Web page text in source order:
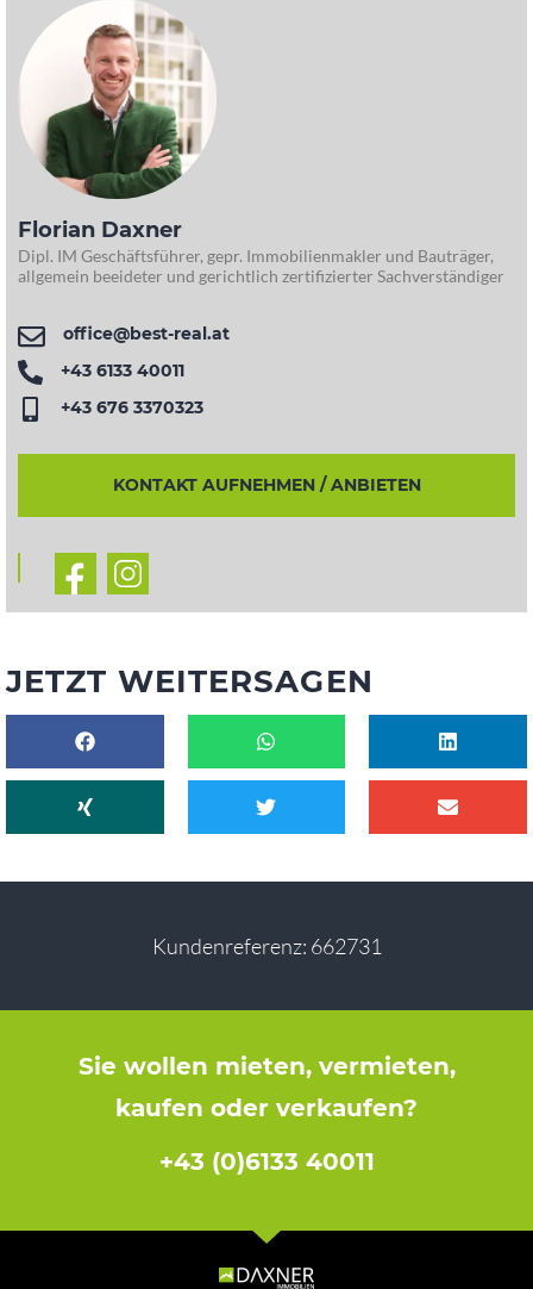
Florian Daxner
Dipl. IM Geschäftsführer, gepr. Immobilienmakler und Bauträger,
allgemein beeideter und gerichtlich zertifizierter Sachverständiger
office@best-real.at
+43 6133 40011
+43 676 3370323
KONTAKT AUFNEHMEN / ANBIETEN
JETZT WEITERSAGEN
Kundenreferenz: 662731
Sie wollen mieten, vermieten,
kaufen oder verkaufen?
+43 (0)6133 40011